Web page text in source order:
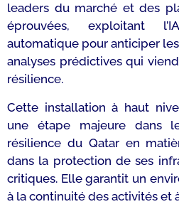
leaders du marché et des
éprouvées, exploitant
automatique pour anticiper
analyses prédictives qui
résilience.
Cette installation à haut
une étape majeure dans
résilience du Qatar en
dans la protection de ses
critiques. Elle garantit un
à la continuité des activités et